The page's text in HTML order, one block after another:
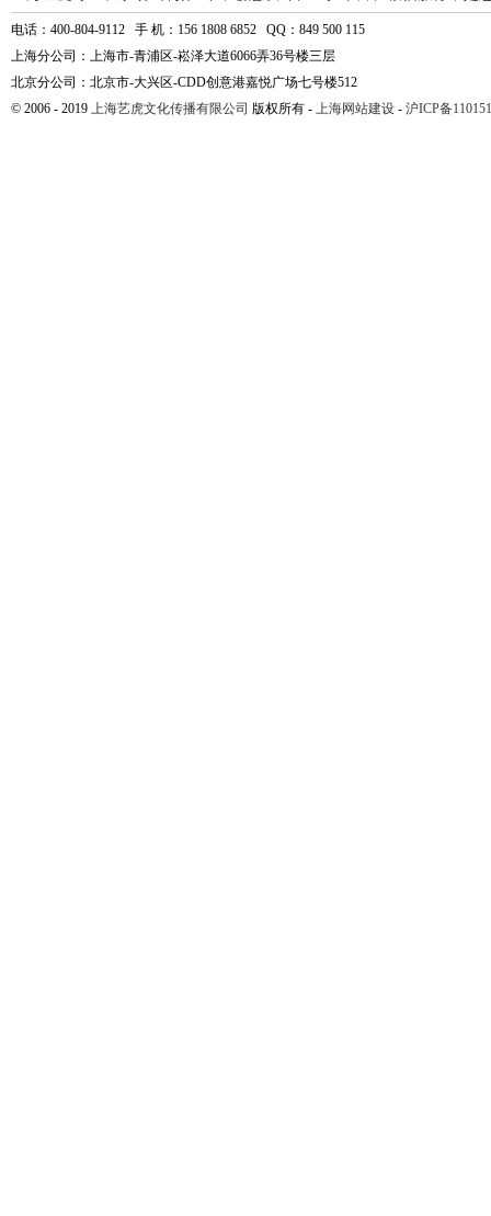
电话：400-804-9112 手 机：156 1808 6852 QQ：849 500 115
上海分公司：上海市-青浦区-崧泽大道6066弄36号楼三层
北京分公司：北京市-大兴区-CDD创意港嘉悦广场七号楼512
© 2006 - 2019 上海艺虎文化传播有限公司 版权所有 - 上海网站建设 - 沪ICP备